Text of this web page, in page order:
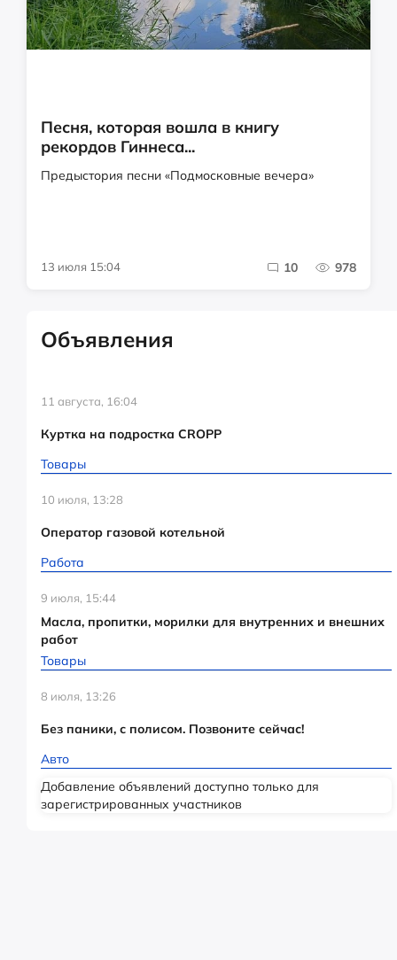
Песня, которая вошла в книгу
рекордов Гиннеса...
Предыстория песни «Подмосковные вечера»
13 июля 15:04 10 978
Объявления
11 августа, 16:04
Куртка на подростка CROPP
Товары
10 июля, 13:28
Оператор газовой котельной
Работа
9 июля, 15:44
Масла, пропитки, морилки для внутренних и внешних
работ
Товары
8 июля, 13:26
Без паники, с полисом. Позвоните сейчас!
Авто
Добавление объявлений доступно только для
зарегистрированных участников